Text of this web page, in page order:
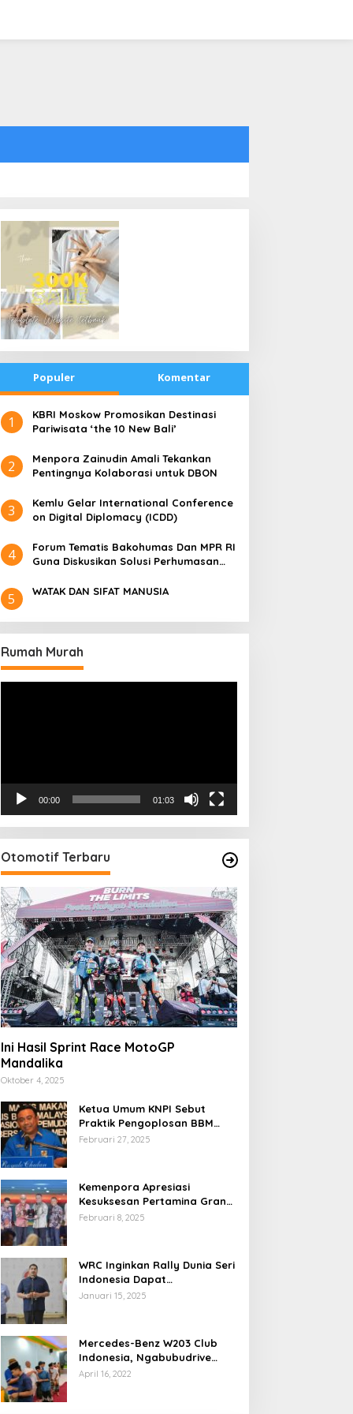
Populer Komentar
1
​KBRI Moskow Promosikan Destinasi
Pariwisata ‘the 10 New Bali’
2
​Menpora Zainudin Amali Tekankan
Pentingnya Kolaborasi untuk DBON
3
​Kemlu Gelar International Conference
on Digital Diplomacy (ICDD)
4
Forum Tematis Bakohumas Dan MPR RI
Guna Diskusikan Solusi Perhumasan
Masing
5 WATAK DAN SIFAT MANUSIA
Rumah Murah
00:00 01:03
Otomotif Terbaru
Ini Hasil Sprint Race MotoGP
Mandalika
Oktober 4, 2025
Ketua Umum KNPI Sebut
Praktik Pengoplosan BBM
Cederai Kepercayaan
Februari 27, 2025
Kemenpora Apresiasi
Kesuksesan Pertamina Grand
Prix of Indonesia 2024
Februari 8, 2025
WRC Inginkan Rally Dunia Seri
Indonesia Dapat
Terselenggara 2026
Januari 15, 2025
Mercedes-Benz W203 Club
Indonesia, Ngabubudrive
Ramadhan 2022
April 16, 2022